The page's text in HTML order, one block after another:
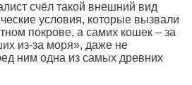
счёл такой внешний вид
условия, которые вызвали
покрове, а самих кошек – за
из-за моря», даже не
ним одна из самых древних